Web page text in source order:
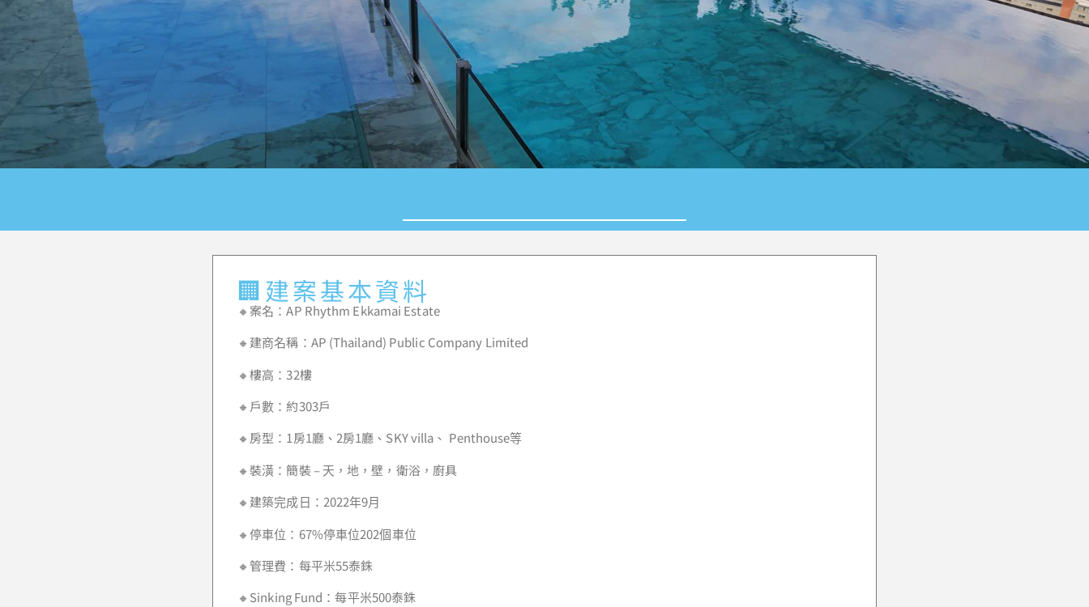
🏢建案基本資料
🔸案名：AP Rhythm Ekkamai Estate
🔸建商名稱：AP (Thailand) Public Company Limited
🔸樓高：32樓
🔸戶數：約303戶
🔸房型：1房1廳、2房1廳、SKY villa、 Penthouse等
🔸裝潢：簡裝 – 天，地，壁，衛浴，廚具
🔸建築完成日：2022年9月
🔸停車位：67%停車位202個車位
🔸管理費：每平米55泰銖
🔸Sinking Fund：每平米500泰銖